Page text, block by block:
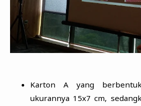
Karton A yang
ukurannya 15x7 cm,